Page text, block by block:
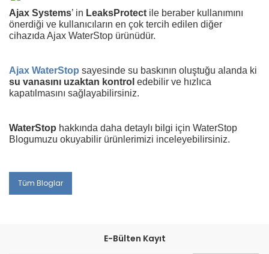
Ajax Systems’ in LeaksProtect ile beraber kullanımını
önerdiği ve kullanıcıların en çok tercih edilen diğer
cihazıda Ajax WaterStop ürünüdür.
Ajax WaterStop sayesinde su baskının oluştuğu alanda ki
su vanasını uzaktan kontrol edebilir ve hızlıca
kapatılmasını sağlayabilirsiniz.
WaterStop hakkında daha detaylı bilgi için WaterStop
Blogumuzu okuyabilir ürünlerimizi inceleyebilirsiniz.
Tüm Bloglar
E-Bülten Kayıt